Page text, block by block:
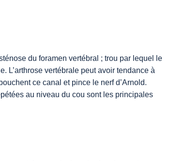
du foramen vertébral ; trou par lequel le
L’arthrose vertébrale peut avoir tendance à
ce canal et pince le nerf d’Arnold.
au niveau du cou sont les principales